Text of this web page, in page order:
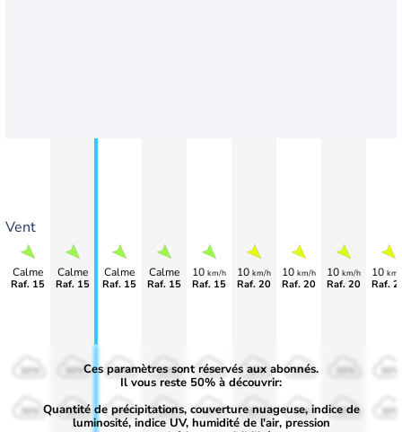
Vent
Calme
Raf. 15
Calme
Raf. 15
Calme
Raf. 15
Calme
Raf. 15
10 km/h
Raf. 15
10 km/h
Raf. 20
10 km/h
Raf. 20
10 km/h
Raf. 20
10
Raf.
50%
30%
50%
30%
50%
30%
50%
30%
50%
30%
50%
30%
50%
30% 30% 30%
Ces paramètres sont réservés aux abonnés.
Il vous reste 50% à découvrir:
Quantité de précipitations, couverture nuageuse, indice de
luminosité, indice UV, humidité de l'air, pression